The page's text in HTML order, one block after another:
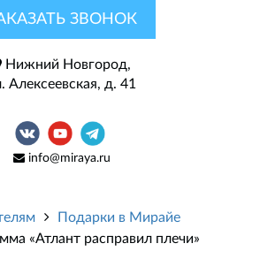
ЗВОНОК
Нижний Новгород,
Алексеевская, д. 41
info@miraya.ru
Подарки в Мирайе
«Атлант расправил плечи»